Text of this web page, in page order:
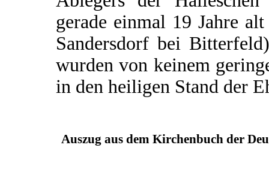
gerade einmal 19 Jahre
Sandersdorf bei
wurden von keinem
in den heiligen Stand der
Auszug aus dem Kirchenbuch der